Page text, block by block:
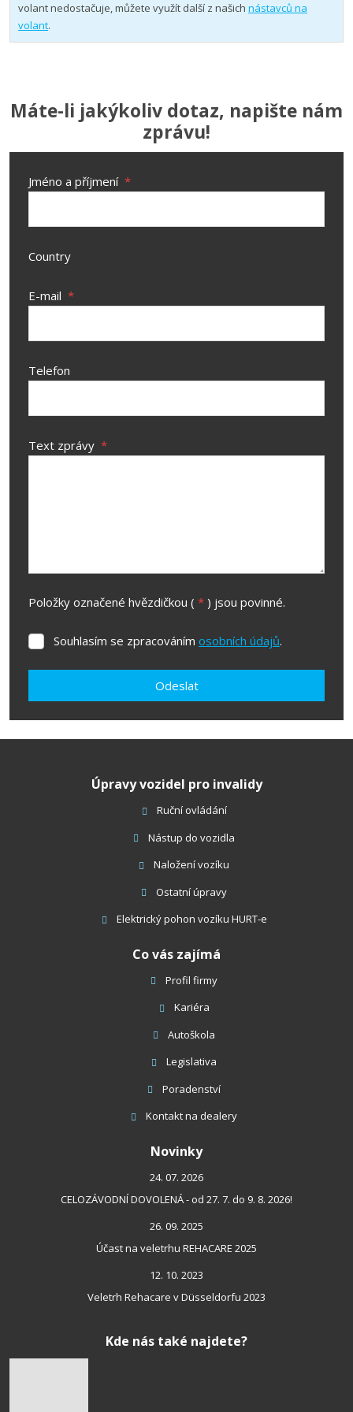
volant nedostačuje, můžete využít další z našich nástavců na
volant.
Máte-li jakýkoliv dotaz, napište nám
zprávu!
Jméno a příjmení *
Country
E-mail *
Telefon
Text zprávy *
Položky označené hvězdičkou ( * ) jsou povinné.
Souhlasím
zpracováním
Souhlasím se zpracováním osobních údajů.
Odeslat
se
odeslat.Úpravy vozidel pro invalidy
Ruční ovládání
Nástup do vozidla
Naložení vozíku
Ostatní úpravy
Elektrický pohon vozíku HURT-e
Co vás zajímá
Profil firmy
Kariéra
Autoškola
Legislativa
Poradenství
Kontaktna dealery
Novinky
24. 07. 2026
CELOZÁVODNÍ DOVOLENÁ - od 27. 7. do 9. 8. 2026!
26. 09. 2025
Účast na veletrhu REHACARE 2025
12. 10. 2023
Veletrh Rehacare v Düsseldorfu 2023
Kde nás také najdete?